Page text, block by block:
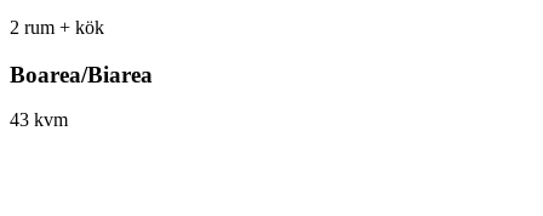
2 rum + kök
Boarea/Biarea
43 kvm